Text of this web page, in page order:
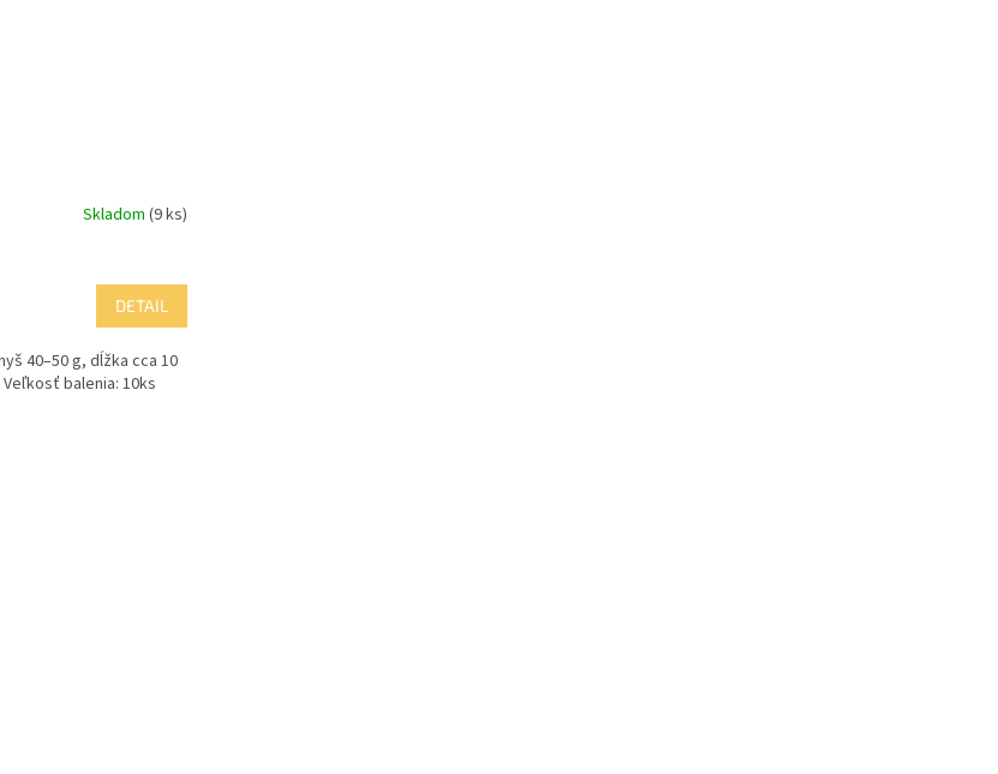
Skladom (9 ks)
DETAIL
40–50 g, dĺžka cca 10
balenia: 10ks